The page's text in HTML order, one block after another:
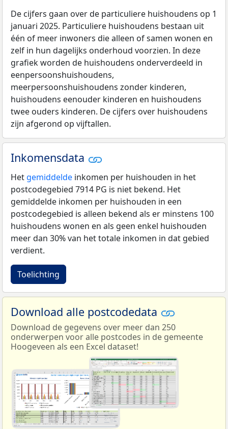
De cijfers gaan over de particuliere huishoudens op 1
januari 2025. Particuliere huishoudens bestaan uit
één of meer inwoners die alleen of samen wonen en
zelf in hun dagelijks onderhoud voorzien. In deze
grafiek worden de huishoudens onderverdeeld in
eenpersoonshuishoudens,
meerpersoonshuishoudens zonder kinderen,
huishoudens eenouder kinderen en huishoudens
twee ouders kinderen. De cijfers over huishoudens
zijn afgerond op vijftallen.
Inkomensdata
Het gemiddelde inkomen per huishouden in het
postcodegebied 7914 PG is niet bekend. Het
gemiddelde inkomen per huishouden in een
postcodegebied is alleen bekend als er minstens 100
huishoudens wonen en als geen enkel huishouden
meer dan 30% van het totale inkomen in dat gebied
verdient.
Toelichting
Download alle postcodedata
Download de gegevens over meer dan 250
onderwerpen voor alle postcodes in de gemeente
Hoogeveen als een Excel dataset!